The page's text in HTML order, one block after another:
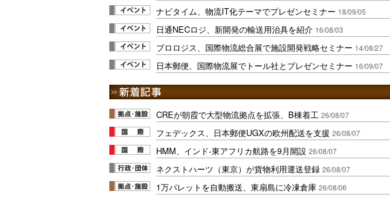
ナビタイム、物流IT化テーマでプレゼンセミナー 18/09/05
日通NECロジ、新開発の輸送用治具を紹介 16/08/03
プロロジス、国際物流総合展で施設開発戦略セミナー 14/08/27
日本郵便、国際物流展でトール社とプレゼンセミナー 16/09/07
CREが朝霞で大型物流拠点を拡張、B棟着工 26/08/07
フェデックス、日本郵便UGXの欧州配送を支援 26/08/07
HMM、インド-東アフリカ航路を9月開設 26/08/07
ネクストハーツ（東京）が貨物利用運送登録 26/08/07
1万パレットを自動搬送、東扇島に冷凍倉庫 26/08/06